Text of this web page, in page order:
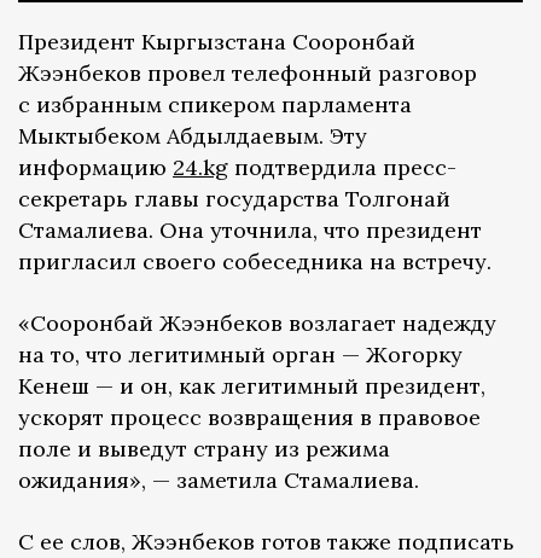
Президент Кыргызстана Сооронбай
Жээнбеков провел телефонный разговор
с избранным спикером парламента
Мыктыбеком Абдылдаевым. Эту
информацию 24.kg подтвердила пресс-
секретарь главы государства Толгонай
Стамалиева. Она уточнила, что президент
пригласил своего собеседника на встречу.
«Сооронбай Жээнбеков возлагает надежду
на то, что легитимный орган — Жогорку
Кенеш — и он, как легитимный президент,
ускорят процесс возвращения в правовое
поле и выведут страну из режима
ожидания», — заметила Стамалиева.
С ее слов, Жээнбеков готов также подписать